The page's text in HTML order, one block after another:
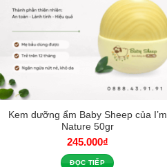
Kem dưỡng ẩm Baby Sheep của I’m
Nature 50gr
245.000₫
ĐỌC TIẾP